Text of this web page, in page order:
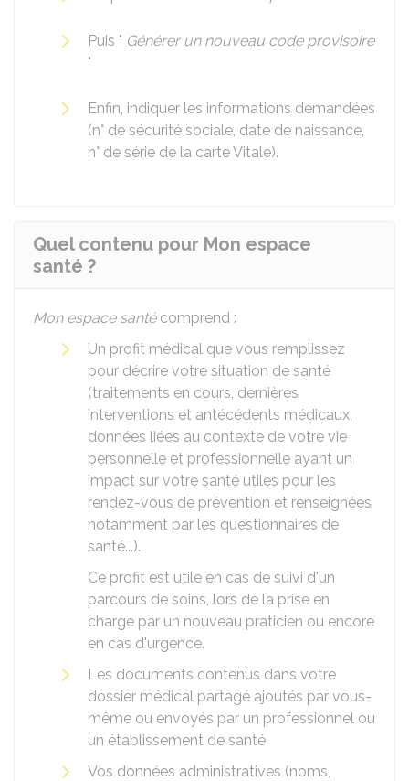
Puis " Générer un nouveau code provisoire
"
Enfin, indiquer les informations demandées
(n° de sécurité sociale, date de naissance,
n° de série de la carte Vitale).
Quel contenu pour Mon espace
santé ?
Mon espace santécomprend :
Un profit médical que vous remplissez
pour décrire votre situation de santé
(traitements en cours, dernières
interventions et antécédents médicaux,
données liées au contexte de votre vie
personnelle et professionnelle ayant un
impact sur votre santé utiles pour les
rendez-vous de prévention et renseignées
notamment par les questionnaires de
santé...).
Ce profit est utile en cas de suivi d'un
parcours de soins, lors de la prise en
charge par un nouveau praticien ou encore
en cas d'urgence.
Les documents contenus dans votre
dossier médical partagé ajoutés par vous-
même ou envoyés par un professionnel ou
un établissement de santé
Vos données administratives (noms,